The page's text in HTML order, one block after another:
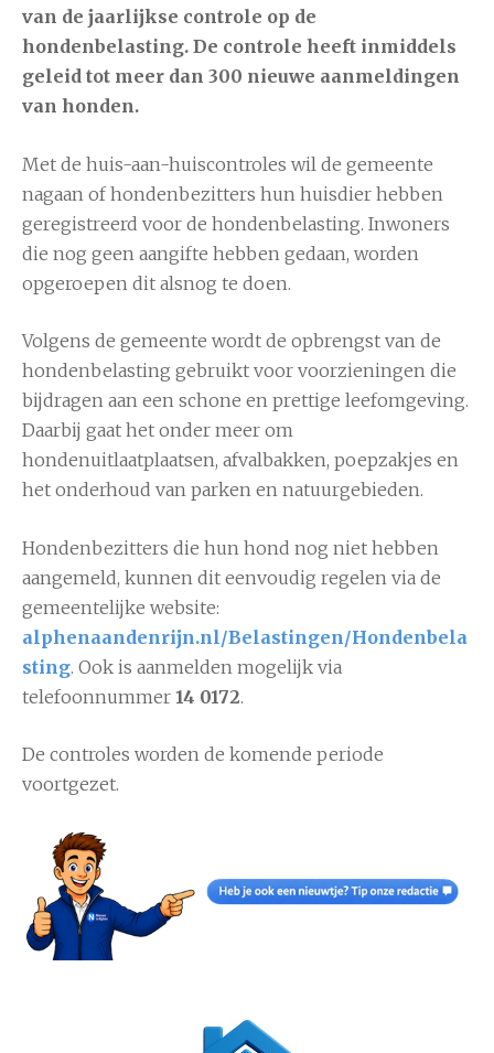
van de jaarlijkse controle op de
hondenbelasting. De controle heeft inmiddels
geleid tot meer dan 300 nieuwe aanmeldingen
van honden.
Met de huis-aan-huiscontroles wil de gemeente
nagaan of hondenbezitters hun huisdier hebben
geregistreerd voor de hondenbelasting. Inwoners
die nog geen aangifte hebben gedaan, worden
opgeroepen dit alsnog te doen.
Volgens de gemeente wordt de opbrengst van de
hondenbelasting gebruikt voor voorzieningen die
bijdragen aan een schone en prettige leefomgeving.
Daarbij gaat het onder meer om
hondenuitlaatplaatsen, afvalbakken, poepzakjes en
het onderhoud van parken en natuurgebieden.
Hondenbezitters die hun hond nog niet hebben
aangemeld, kunnen dit eenvoudig regelen via de
gemeentelijke website:
alphenaandenrijn.nl/Belastingen/Hondenbela
sting. Ook is aanmelden mogelijk via
telefoonnummer 14 0172.
De controles worden de komende periode
voortgezet.